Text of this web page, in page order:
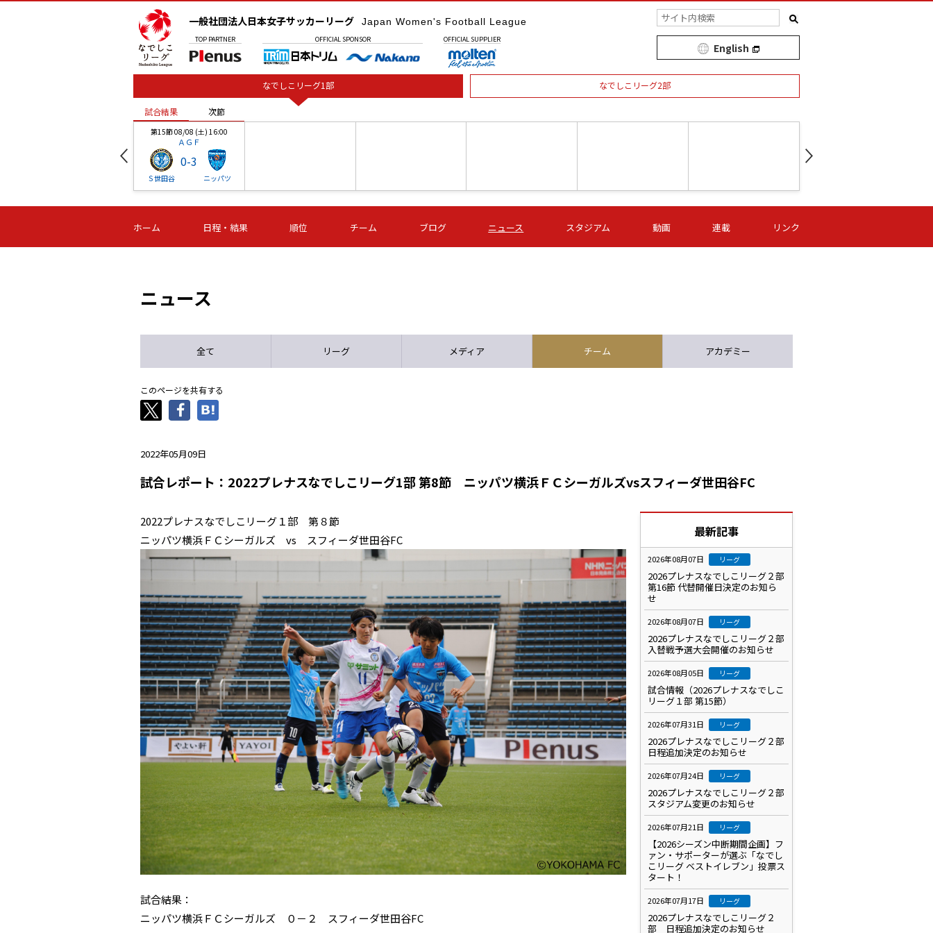
一般社団法人日本女子サッカーリーグ Japan Women's Football League
TOP PARTNER OFFICIAL SPONSOR OFFICIAL SUPPLIER
English
なでしこリーグ1部 なでしこリーグ2部
試合結果 次節
第15節 08/08 (土) 16:00
ＡＧＦ
Ｓ世田谷
0-3
ニッパツ
-
第16節 09/05 (土) 15:00
ニッパツ
-
第16節 09/05 (土) 15:00
石人の星
-
第16節 09/05 (土) 16:00
ＡＧＦ
-
いちご
-
第16節 09/06 (日) 15:00
-
第16節 09/06 (日) 15:00
- -
試合結果 次節
ホーム 日程・結果 順位 チーム ブログ ニュース スタジアム 動画 連載 リンク
ニュース
全て リーグ メディア チーム アカデミー
このページを共有する
2022年05月09日
試合レポート：2022プレナスなでしこリーグ1部 第8節 ニッパツ横浜ＦＣシーガルズvsスフィーダ世田谷FC
2022プレナスなでしこリーグ１部 第８節
ニッパツ横浜ＦＣシーガルズ vs スフィーダ世田谷FC
試合結果：
ニッパツ横浜ＦＣシーガルズ ０－２ スフィーダ世田谷FC
最新記事
2026年08月07日 リーグ
2026プレナスなでしこリーグ２部
第16節 代替開催日決定のお知ら
せ
2026年08月07日 リーグ
2026プレナスなでしこリーグ２部
入替戦予選大会開催のお知らせ
2026年08月05日 リーグ
試合情報（2026プレナスなでしこ
リーグ１部 第15節）
2026年07月31日 リーグ
2026プレナスなでしこリーグ２部
日程追加決定のお知らせ
2026年07月24日 リーグ
2026プレナスなでしこリーグ２部
スタジアム変更のお知らせ
2026年07月21日 リーグ
【2026シーズン中断期間企画】フ
ァン・サポーターが選ぶ「なでし
こリーグ ベストイレブン」投票ス
タート！
2026年07月17日 リーグ
2026プレナスなでしこリーグ２
部 日程追加決定のお知らせ